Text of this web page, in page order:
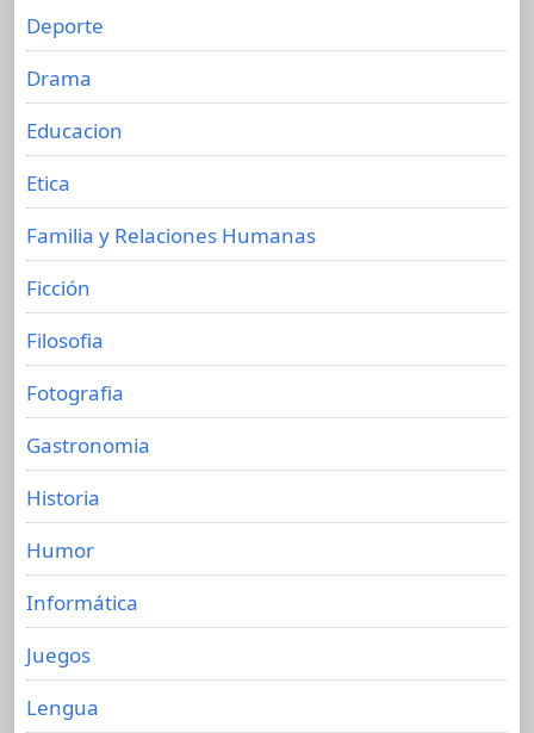
Deporte
Drama
Educacion
Etica
Familia y Relaciones Humanas
Ficción
Filosofia
Fotografia
Gastronomia
Historia
Humor
Informática
Juegos
Lengua